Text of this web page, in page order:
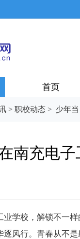
首页
> 职校动态 > 少年
南充电
业学校，解锁不一
逐风行。青春从不